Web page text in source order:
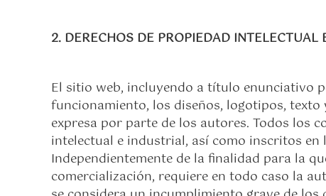
2. DERECHOS DE PROPIEDAD INTELECTUAL
El sitio web, incluyendo a título enunciativo
funcionamiento, los diseños, logotipos, texto
expresa por parte de los autores. Todos los
intelectual e industrial, así como inscritos
Independientemente de la finalidad para la
comercialización, requiere en todo caso la